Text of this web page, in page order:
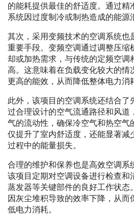
的能耗提供最佳的舒适度。通过精
系统因过度制冷或制热造成的能源
其次，采用变频技术的空调系统也
重要手段。变频空调通过调整压缩
却或加热需求，与传统的定频空调
高。这意味着在负载变化较大的情
更高的能效，从而降低整体电力消
此外，该项目的空调系统还结合了
过合理设计的空气流通路径和风道
气的流动性，确保冷空气和热空气
仅提升了室内舒适度，还能显著减
过程中的能量损失。
合理的维护和保养也是高效空调系
该项目定期对空调设备进行检查和
蒸发器等关键部件的良好工作状态
因灰尘堆积导致的效率下降，从而
低电力消耗。